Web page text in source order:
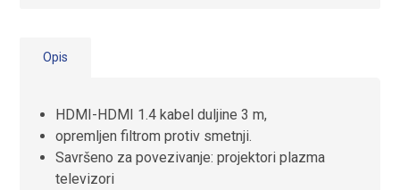
Opis
HDMI-HDMI 1.4 kabel duljine 3 m,
opremljen filtrom protiv smetnji.
Savršeno za povezivanje: projektori plazma
televizori